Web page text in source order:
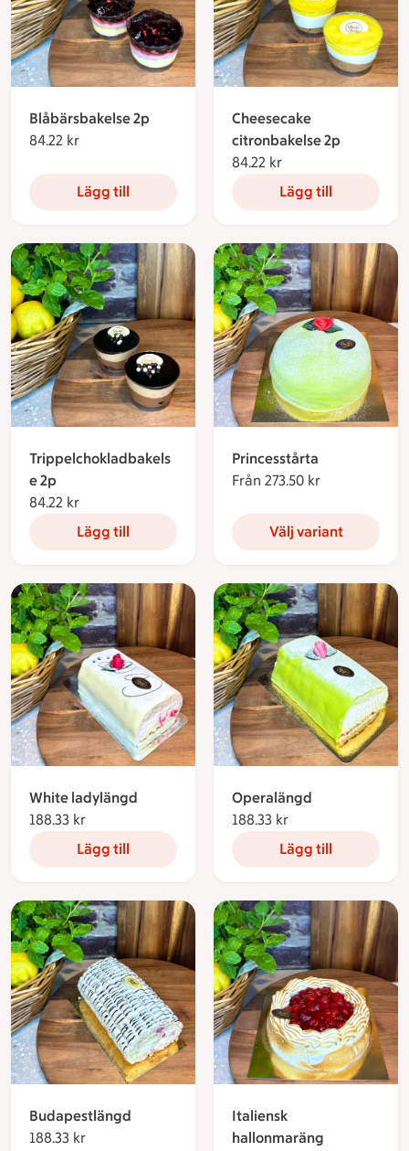
Blåbärsbakelse 2p
84.22 kr
Lägg till
Cheesecake
citronbakelse 2p
84.22 kr
Lägg till
Trippelchokladbakels
e 2p
84.22 kr
Lägg till
Princesstårta
Från 273.50 kr
Välj variant
White ladylängd
188.33 kr
Lägg till
Operalängd
188.33 kr
Lägg till
Budapestlängd
188.33 kr
Italiensk
hallonmaräng